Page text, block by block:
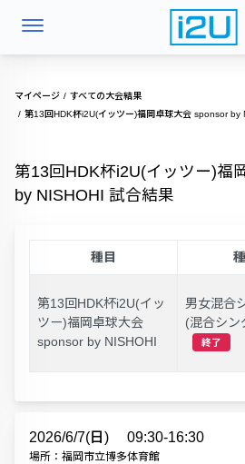
マイページ
すべての大会結果
第13回HDK杯i2U(イッツー)福岡卓球大会 sponsor by
第13回HDK杯i2U(イッツー)福
by NISHOHI 試合結果
種目
第13回HDK杯i2U(イッ
ツー)福岡卓球大会
sponsor by NISHOHI
男女混合
(混合シン
終了
2026/6/7(日) 09:30-16:30
場所：福岡市立博多体育館